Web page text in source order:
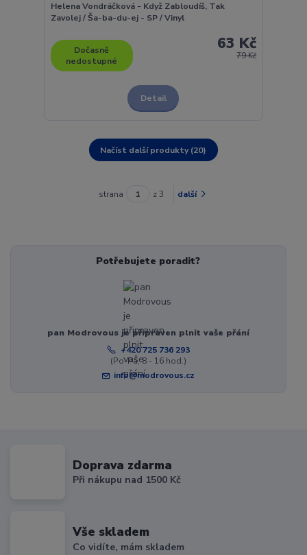
Helena Vondráčková - Když Zabloudíš, Tak
Zavolej / Ša-ba-du-ej - SP / Vinyl
79 Kč
63 Kč
Dočasně
nedostupné
Detail
Načíst další produkty (20)
strana z 3 další
Potřebujete poradit?
pan Modrovous je připraven plnit vaše přání
+420 725 736 293
(Po-Pá, 8 - 16 hod.)
info@modrovous.cz
Doprava zdarma
Při nákupu nad 1500 Kč
Vše skladem
Co vidíte, mám skladem